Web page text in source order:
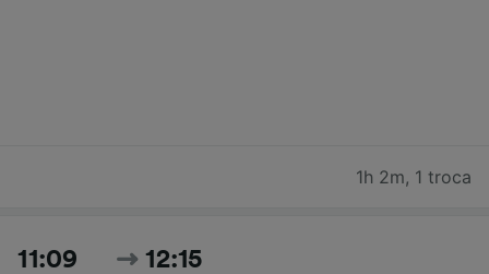
1h 2m, 1 troca
11:09 12:15